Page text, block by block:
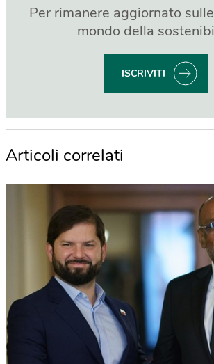
Per rimanere aggiornato
mondo della
ISCRIVITI
Articoli correlati